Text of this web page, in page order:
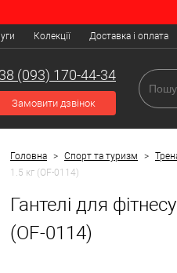
Колекції Доставка і оплата
(093) 170-44-34
Замовити дзвінок
Головна > Спорт та туризм >
1.5 кг (OF-0114)
Гантелі для
(OF-0114)